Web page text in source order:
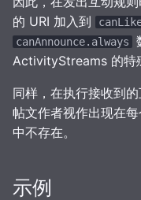
的 URI 加入到
canAnnounce.always
ActivityStreams 的特
同样，在执行接收到
帖文作者视作出现在每
中不存在。
示例